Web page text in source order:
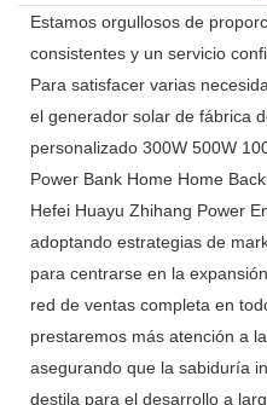
Estamos orgullosos de
consistentes y un servicio
Para satisfacer varias
el generador solar de fábrica
personalizado 300W 500W
Power Bank Home Home
Hefei Huayu Zhihang Power
adoptando estrategias de
para centrarse en la
red de ventas completa en
prestaremos más atención a
asegurando que la sabiduría
destila para el desarrollo a